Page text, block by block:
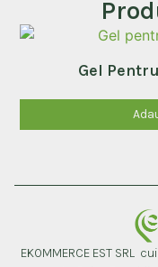
Gel
EKOMMERCE EST SRL